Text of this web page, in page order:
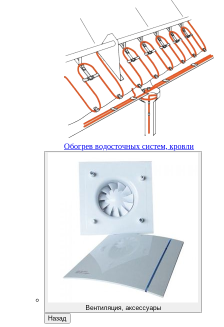
Обогрев водосточных систем, кровли
Вентиляция, аксессуары
Назад